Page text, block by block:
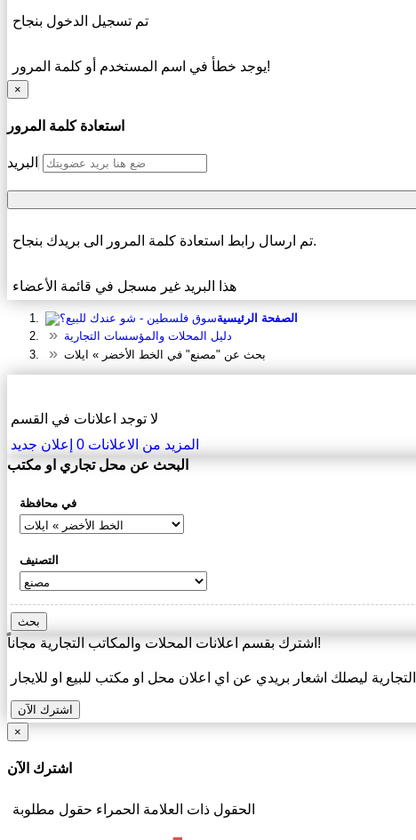
تم تسجيل الدخول بنجاح
يوجد خطأ في اسم المستخدم أو كلمة المرور!
×
استعادة كلمة المرور
البريد
تم ارسال رابط استعادة كلمة المرور الى بريدك بنجاح.
هذا البريد غير مسجل في قائمة الأعضاء
الصفحة الرئيسية
دليل المحلات والمؤسسات التجارية
بحث عن "مصنع" في الخط الأخضر » ايلات
لا توجد اعلانات في القسم
المزيد من الاعلانات 0 إعلان جديد
البحث عن محل تجاري او مكتب
في محافظة
التصنيف
بحث
اشترك بقسم اعلانات المحلات والمكاتب التجارية مجاناً!
ليصلك اشعار بريدي عن اي اعلان محل او مكتب للبيع او للايجار
اشترك الآن
×
اشترك الآن
الحقول ذات العلامة الحمراء حقول مطلوبة